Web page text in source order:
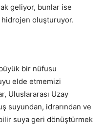
geliyor, bunlar ise
hidrojen oluşturuyor.
bir nüfusu
elde etmemizi
Uluslararası Uzay
suyundan, idrarından ve
suya geri dönüştürmek